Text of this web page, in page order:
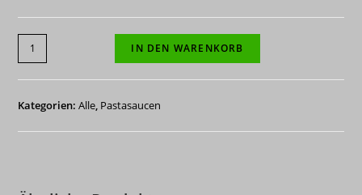
Tomatensauce
Napoli
340
g
IN DEN WARENKORB
Kategorien:Alle, Pastasaucen